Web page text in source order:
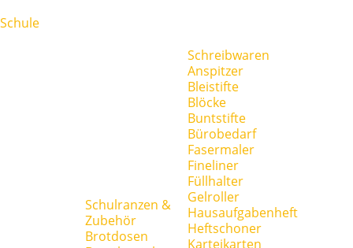
Schule
Schulranzen &
Zubehör
Brotdosen
Schreibwaren
Anspitzer
Bleistifte
Blöcke
Buntstifte
Bürobedarf
Fasermaler
Fineliner
Füllhalter
Gelroller
Hausaufgabenheft
Heftschoner
Karteikarten